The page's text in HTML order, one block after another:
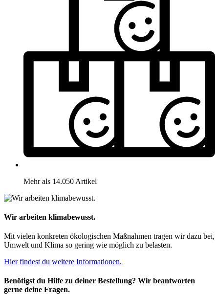
Mehr als 14.050 Artikel
Wir arbeiten klimabewusst.
Mit vielen konkreten ökologischen Maßnahmen tragen wir dazu bei,
Umwelt und Klima so gering wie möglich zu belasten.
Hier findest du weitere Informationen.
Benötigst du Hilfe zu deiner Bestellung? Wir beantworten
gerne deine Fragen.